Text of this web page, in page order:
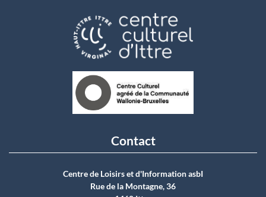
Contact
Centre de Loisirs et d'Information asbI
Rue de la Montagne, 36